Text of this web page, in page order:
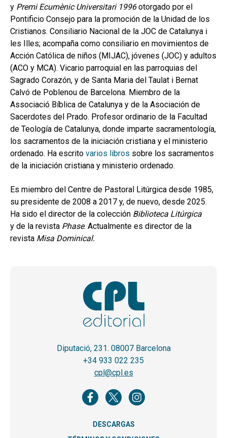
BUSCAR
CAT
ESP
y Premi Ecumènic Universitari 1996otorgado por el
Pontificio Consejo para la promoción de la Unidad de los
Cristianos. Consiliario Nacional de la JOC de Catalunya i
les Illes; acompaña como consiliario en movimientos de
Acción Católica de niños (MIJAC), jóvenes (JOC) y adultos
(ACO y MCA). Vicario parroquial en las parroquias del
Sagrado Corazón, y de Santa Maria del Taulat i Bernat
Calvó de Poblenou de Barcelona. Miembro de la
Associació Bíblica de Catalunya y de la Asociación de
Sacerdotes del Prado. Profesor ordinario de la Facultad
de Teología de Catalunya, donde imparte sacramentología,
los sacramentos de la iniciación cristiana y el ministerio
ordenado. Ha escrito varios libros sobre los sacramentos
de la iniciación cristiana y ministerio ordenado.
Es miembro del Centre de Pastoral Litúrgica desde 1985,
su presidente de 2008 a 2017 y, de nuevo, desde 2025.
Ha sido el director de la colección Biblioteca Litúrgica
y de la revista Phase. Actualmente es director de la
revista Misa Dominical.
Diputació, 231. 08007 Barcelona
+34 933 022 235
cpl@cpl.es
DESCARGAS